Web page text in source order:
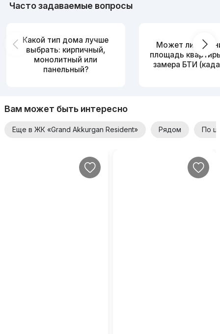
Часто задаваемые вопросы
Какой тип дома лучше
выбрать: кирпичный,
монолитный или
панельный?
Может ли
площадь
замера БТИ
Вам может быть интересно
Еще в ЖК «Grand Akkurgan Resident» Рядом По